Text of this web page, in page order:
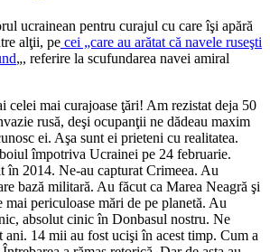
ucrainean pentru curajul cu care îşi apără
alţii, pe cei „care au arătat că navele ruseşti
„, referire la scufundarea navei amiral
celei mai curajoase ţări! Am rezistat deja 50
rusă, deşi ocupanţii ne dădeau maxim
ei. Aşa sunt ei prieteni cu realitatea.
împotriva Ucrainei pe 24 februarie.
în 2014. Ne-au capturat Crimeea. Au
bază militară. Au făcut ca Marea Neagră şi
periculoase mări de pe planetă. Au
absolut cinic în Donbasul nostru. Ne
ani. 14 mii au fost ucişi în acest timp. Cum a